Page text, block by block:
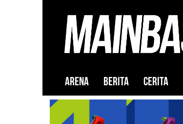
ARENA BERITA CERITA